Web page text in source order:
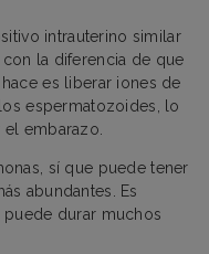
intrauterino similar
la diferencia de que
es liberar iones de
espermatozoides, lo
embarazo.
sí que puede tener
abundantes. Es
durar muchos